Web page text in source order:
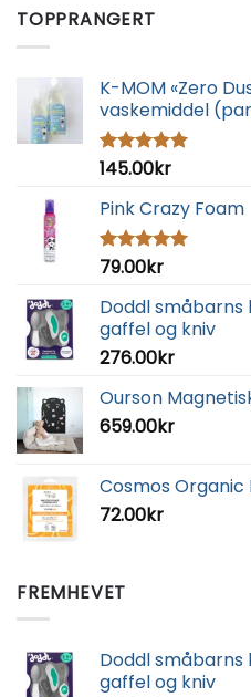
TOPPRANGERT
K-MOM «Zero
vaskemiddel
Vurdert
145.00kr
Pink Crazy Foam
Vurdert
79.00kr
Doddl
gaffel og kniv
276.00kr
Ourson
659.00kr
Cosmos Organic
72.00kr
FREMHEVET
Doddl
gaffel og kniv